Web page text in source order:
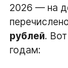
2026 — на
рублей.
годам: